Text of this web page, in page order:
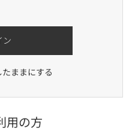
ままにする
用の方